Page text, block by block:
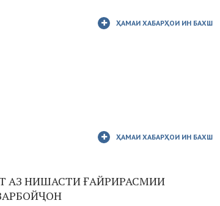
ҲАМАИ ХАБАРҲОИ ИН БАХШ
ҲАМАИ ХАБАРҲОИ ИН БАХШ
АЗ НИШАСТИ ҒАЙРИРАСМИИ